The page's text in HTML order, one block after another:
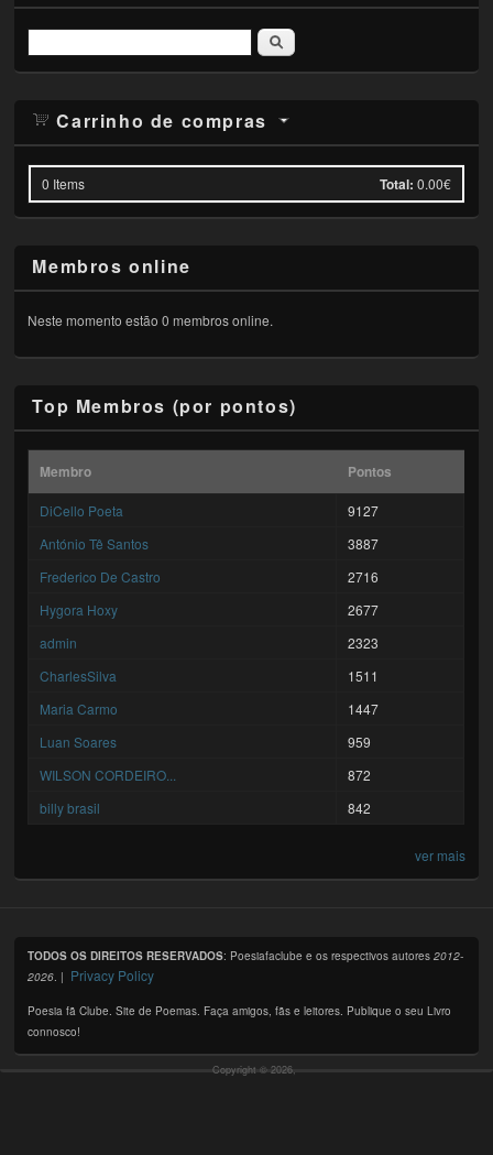
Pesquisar
Carrinho de compras
0 Items Total: 0.00€
Membros online
Neste momento estão 0 membros online.
Top Membros (por pontos)
Membro Pontos
DiCello Poeta
9127
António Tê Santos
3887
Frederico De Castro
2716
Hygora Hoxy
2677
admin
2323
CharlesSilva
1511
Maria Carmo
1447
Luan Soares
959
WILSON CORDEIRO...
872
billy brasil
842
ver mais
TODOS OS DIREITOS RESERVADOS: Poesiafaclube e os respectivos autores2012-
2026 . | Privacy Policy
Poesia fã Clube. Site de Poemas. Faça amigos, fãs e leitores. Publique o seu Livro
connosco!
Copyright © 2026,